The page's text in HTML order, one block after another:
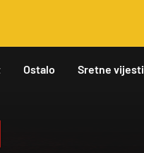
Ostalo Sretne vijesti